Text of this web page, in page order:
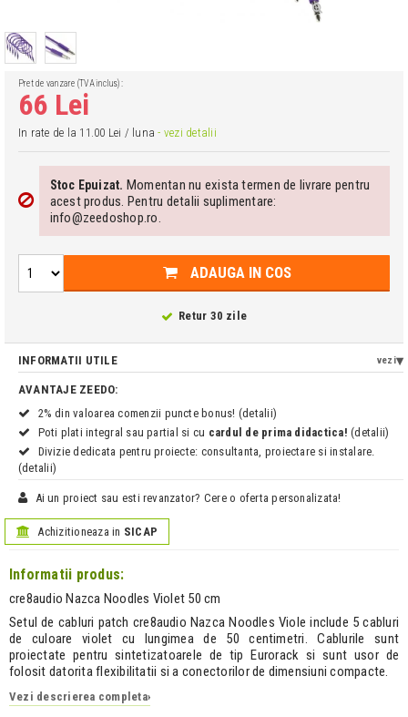
Pret de vanzare (TVA inclus):
66 Lei
In rate de la 11.00 Lei / luna- vezi detalii
Stoc Epuizat. Momentan nu exista termen de livrare pentru
acest produs. Pentru detalii suplimentare:
info@zeedoshop.ro.
ADAUGA IN COS
Retur 30 zile
INFORMATII UTILE vezi
AVANTAJE ZEEDO:
2% din valoarea comenzii puncte bonus! (detalii)
Poti plati integral sau partial si cu cardul de prima didactica! (detalii)
Divizie dedicata pentru proiecte: consultanta, proiectare si instalare.
(detalii)
Ai un proiect sau esti revanzator? Cere o oferta personalizata!
Achizitioneaza in SICAP
Informatii produs:
cre8audio Nazca Noodles Violet 50 cm
Setul de cabluri patch cre8audio Nazca Noodles Viole include 5 cabluri
de culoare violet cu lungimea de 50 centimetri. Cablurile sunt
proiectate pentru sintetizatoarele de tip Eurorack si sunt usor de
folosit datorita flexibilitatii si a conectorilor de dimensiuni compacte.
Vezi descrierea completa›